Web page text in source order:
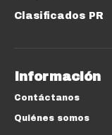
Clasificados PR
Información
Contáctanos
Quiénes somos